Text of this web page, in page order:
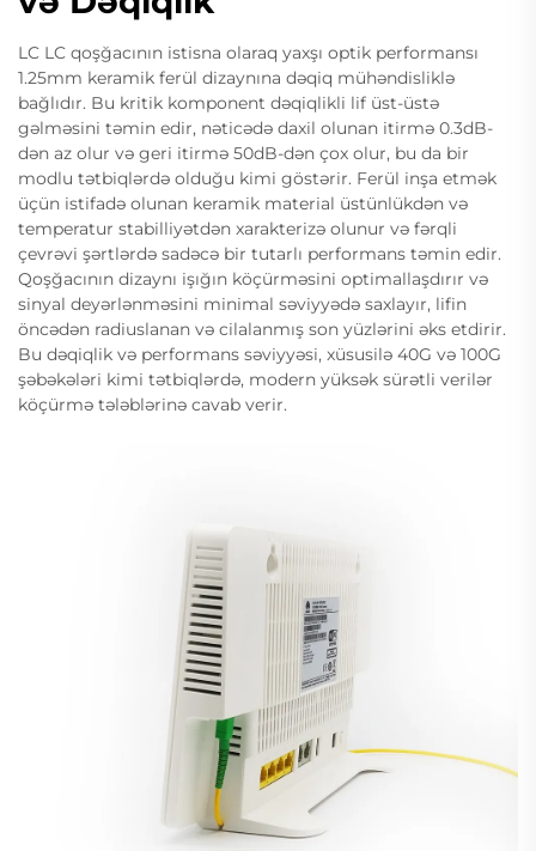
LC LC qoşğacının istisna olaraq yaxşı optik performansı
1.25mm keramik ferül dizaynına dəqiq mühəndisliklə
bağlıdır. Bu kritik komponent dəqiqlikli lif üst-üstə
gəlməsini təmin edir, nəticədə daxil olunan itirmə 0.3dB-
dən az olur və geri itirmə 50dB-dən çox olur, bu da bir
modlu tətbiqlərdə olduğu kimi göstərir. Ferül inşa etmək
üçün istifadə olunan keramik material üstünlükdən və
temperatur stabilliyətdən xarakterizə olunur və fərqli
çevrəvi şərtlərdə sadəcə bir tutarlı performans təmin edir.
Qoşğacının dizaynı işığın köçürməsini optimallaşdırır və
sinyal deyərlənməsini minimal səviyyədə saxlayır, lifin
öncədən radiuslanan və cilalanmış son yüzlərini əks etdirir.
Bu dəqiqlik və performans səviyyəsi, xüsusilə 40G və 100G
şəbəkələri kimi tətbiqlərdə, modern yüksək sürətli verilər
köçürmə tələblərinə cavab verir.